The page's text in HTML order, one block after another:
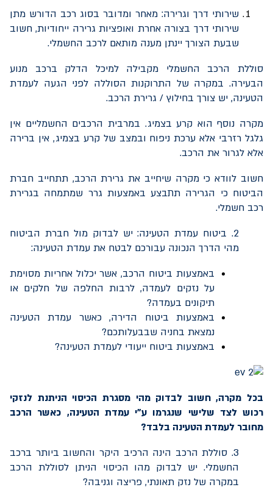
שירותי דרך וגרירה: מאחר ומדובר בסוג רכב הדורש מתן
שירותי דרך בצורה אחרת ואופציות גרירה ייחודיות, חשוב
שבעת הצורך יינתן מענה מותאם לרכב החשמלי.
סוללת הרכב החשמלי מקבילה למיכל הדלק ברכב מנוע
הבעירה. במקרה של התרוקנות הסוללה לפני הגעה לעמדת
הטעינה, יש צורך בחילוץ / גרירת הרכב.
מקרה נוסף הוא קרע בצמיג. במרבית הרכבים החשמליים אין
גלגל רזרבי אלא ערכת ניפוח ובמצב של קרע בצמיג, אין ברירה
אלא לגרור את הרכב.
חשוב לוודא כי מקרה שיחייב את גרירת הרכב, תתחייב חברת
הביטוח כי הגרירה תתבצע באמצעות גרר שמתמחה בגרירת
רכב חשמלי.
2. ביטוח עמדת הטעינה: יש לבדוק מול חברת הביטוח
מהי הדרך הנכונה עבורכם לבטח את עמדת הטעינה:
באמצעות ביטוח הרכב, אשר יכלול אחריות מסוימת
על נזקים לעמדה, לרבות החלפה של חלקים או
תיקונים בעמדה?
באמצעות ביטוח הדירה, כאשר עמדת הטעינה
נמצאת בחניה שבבעלותכם?
באמצעות ביטוח ייעודי לעמדת הטעינה?
בכל מקרה, חשוב לבדוק מהי מסגרת הכיסוי הניתנת לנזקי
רכוש לצד שלישי שנגרמו ע"י עמדת הטעינה, כאשר הרכב
מחובר לעמדת הטעינה בלבד?
3. סוללת הרכב הינה הרכיב היקר והחשוב ביותר ברכב
החשמלי. יש לבדוק מהו הכיסוי הניתן לסוללת הרכב
במקרה של נזק תאונתי, פריצה וגניבה?